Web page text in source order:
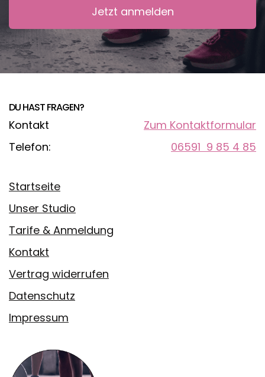
Jetzt anmelden
DU HAST FRAGEN?
Kontakt
Zum Kontaktformular
Telefon:
06591 9 85 4 85
Startseite
Unser Studio
Tarife & Anmeldung
Kontakt
Vertrag widerrufen
Datenschutz
Impressum